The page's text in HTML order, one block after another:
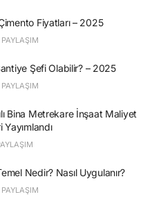
Fiyatları – 2025
Şefi Olabilir? – 2025
Bina Metrekare İnşaat Maliyet
Yayımlandı
Nedir? Nasıl Uygulanır?